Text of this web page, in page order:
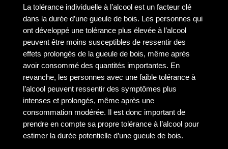
La tolérance individuelle à l’alcool est un facteur clé
dans la durée d’une gueule de bois. Les personnes qui
ont développé une tolérance plus élevée à l’alcool
peuvent être moins susceptibles de ressentir des
effets prolongés de la gueule de bois, même après
avoir consommé des quantités importantes. En
revanche, les personnes avec une faible tolérance à
l’alcool peuvent ressentir des symptômes plus
intenses et prolongés, même après une
consommation modérée. Il est donc important de
prendre en compte sa propre tolérance à l’alcool pour
estimer la durée potentielle d’une gueule de bois.